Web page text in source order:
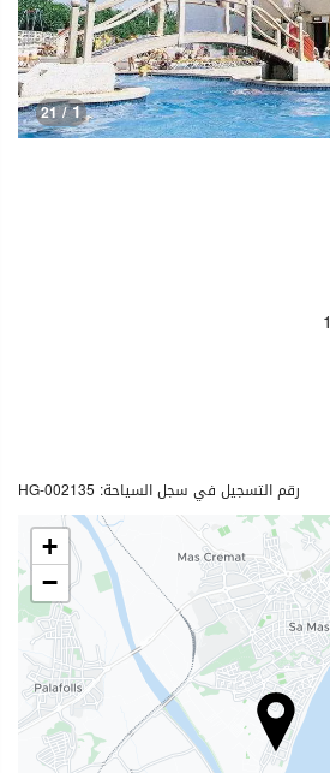
1
/ 21
الأليفة
رقم التسجيل في سجل السياحة: HG-002135
+
−